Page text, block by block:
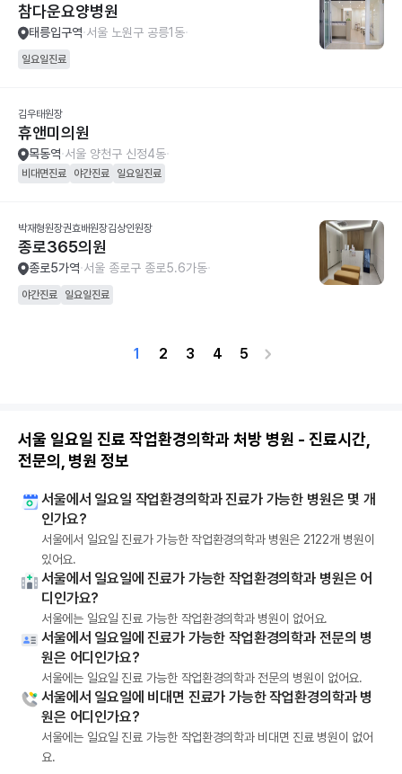
참다운요양병원
태릉입구역 서울 노원구 공릉1동
일요일진료
김우태원장
휴앤미의원
목동역 서울 양천구 신정4동
비대면진료 야간진료 일요일진료
박재형원장권효배원장김상인원장
종로365의원
종로5가역 서울 종로구 종로5.6가동
야간진료 일요일진료
1 2 3 4 5
서울 일요일 진료 작업환경의학과 처방 병원 - 진료시간,
전문의, 병원 정보
서울에서 일요일 작업환경의학과 진료가 가능한 병원은 몇 개
인가요?
서울에서 일요일 진료가 가능한 작업환경의학과 병원은 2122개 병원이
있어요.
서울에서 일요일에 진료가 가능한 작업환경의학과 병원은 어
디인가요?
서울에는 일요일 진료 가능한 작업환경의학과 병원이 없어요.
서울에서 일요일에 진료가 가능한 작업환경의학과 전문의 병
원은 어디인가요?
서울에는 일요일 진료 가능한 작업환경의학과 전문의 병원이 없어요.
서울에서 일요일에 비대면 진료가 가능한 작업환경의학과 병
원은 어디인가요?
서울에는 일요일 진료 가능한 작업환경의학과 비대면 진료 병원이 없어
요.